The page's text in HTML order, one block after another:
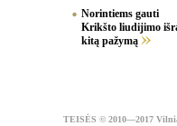
Norintiems gauti
Krikšto liudijimo
kitą pažymą
TEISĖS © 2010—2017